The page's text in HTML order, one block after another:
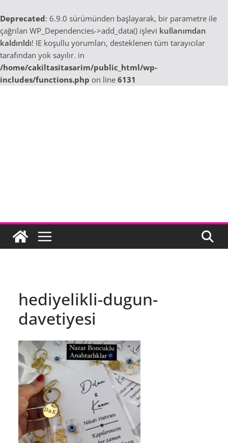
Deprecated: 6.9.0 sürümünden başlayarak, bir parametre ile
çağrılan WP_Dependencies->add_data() işlevi kullanımdan
kaldırıldı! IE koşullu yorumları, desteklenen tüm tarayıcılar
tarafından yok sayılır. in
/home/cakiltasitasarim/public_html/wp-
includes/functions.php on line 6131
hediyelikli-dugun-
davetiyesi